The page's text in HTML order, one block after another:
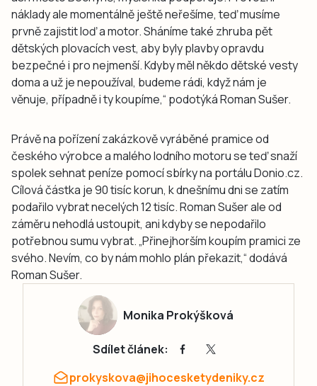
náklady ale momentálně ještě neřešíme, teď musíme
prvně zajistit loď a motor. Sháníme také zhruba pět
dětských plovacích vest, aby byly plavby opravdu
bezpečné i pro nejmenší. Kdyby měl někdo dětské vesty
doma a už je nepoužíval, budeme rádi, když nám je
věnuje, případně i ty koupíme,“ podotýká Roman Sušer.
Právě na pořízení zakázkově vyráběné pramice od
českého výrobce a malého lodního motoru se teď snaží
spolek sehnat peníze pomocí sbírky na portálu Donio.cz.
Cílová částka je 90 tisíc korun, k dnešnímu dni se zatím
podařilo vybrat necelých 12 tisíc. Roman Sušer ale od
záměru nehodlá ustoupit, ani kdyby se nepodařilo
potřebnou sumu vybrat. „Přinejhorším koupím pramici ze
svého. Nevím, co by nám mohlo plán překazit,“ dodává
Roman Sušer.
Monika Prokýšková
Sdílet článek:
prokyskova@jihocesketydeniky.cz